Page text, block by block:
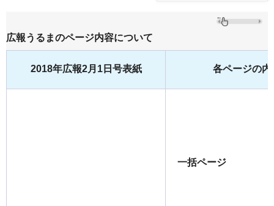
広報うるまのページ内容について
2018年広報2月1日号表紙 各ページの内
一括ページ